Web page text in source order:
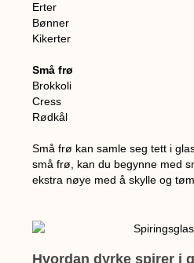
Erter
Bønner
Kikerter
Små frø
Brokkoli
Cress
Rødkål
Små frø kan samle seg tett i
små frø, kan du begynne med
ekstra nøye med å skylle og
Hvordan dyrke spirer i